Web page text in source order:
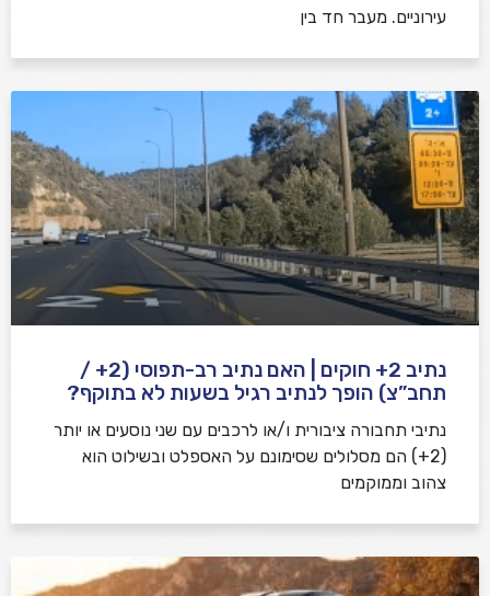
עירוניים. מעבר חד בין
נתיב 2+ חוקים | האם נתיב רב-תפוסי (2+ /
תחב”צ) הופך לנתיב רגיל בשעות לא בתוקף?
נתיבי תחבורה ציבורית ו/או לרכבים עם שני נוסעים או יותר
(2+) הם מסלולים שסימונם על האספלט ובשילוט הוא
צהוב וממוקמים